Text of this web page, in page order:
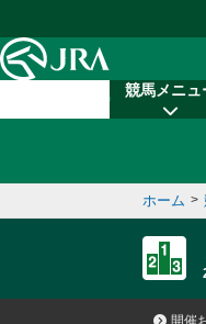
競馬メニュ
ホーム >
開催